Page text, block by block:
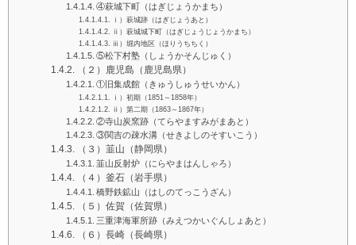
④萩城下町（はぎじょうかまち）
ⅰ）萩城跡（はぎじょうあと）
ⅱ）萩城城下町（はぎじょうじょうかまち）
ⅲ）堀内地区（ほりうちちく）
⑤松下村塾（しょうかそんじゅく）
（２）鹿児島（鹿児島県）
①旧集成館（きゅうしゅうせいかん）
ⅰ）初期（1851～1858年）
ⅱ）第二期（1863～1867年）
②寺山炭窯跡（てらやますみがまあと）
③関吉の疎水溝（せきよしのそすいこう）
（３）韮山（静岡県）
韮山反射炉（にらやまはんしゃろ）
（４）釜石（岩手県）
橋野鉄鉱山（はしのてっこうざん）
（５）佐賀（佐賀県）
三重津海軍所跡（みえつかいぐんしょあと）
（６）長崎（長崎県）